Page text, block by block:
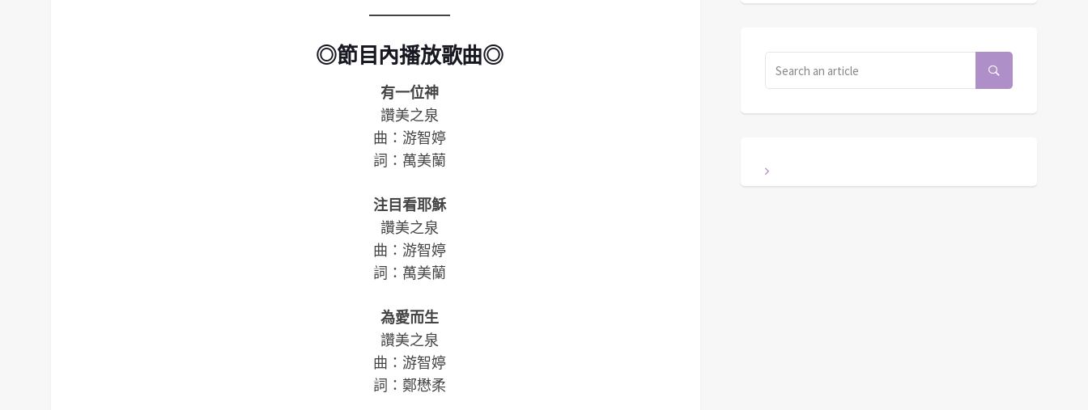
◎節目內播放歌曲◎
有一位神
讚美之泉
曲：游智婷
詞：萬美蘭
注目看耶穌
讚美之泉
曲：游智婷
詞：萬美蘭
為愛而生
讚美之泉
曲：游智婷
詞：鄭懋柔